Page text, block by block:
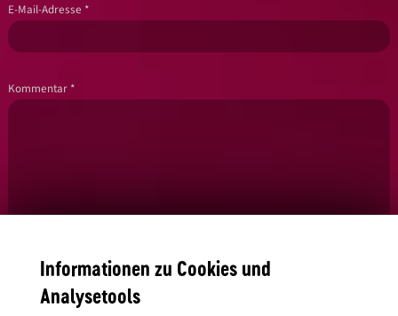
E-Mail-Adresse *
Kommentar *
Informationen zu Cookies und
Analysetools